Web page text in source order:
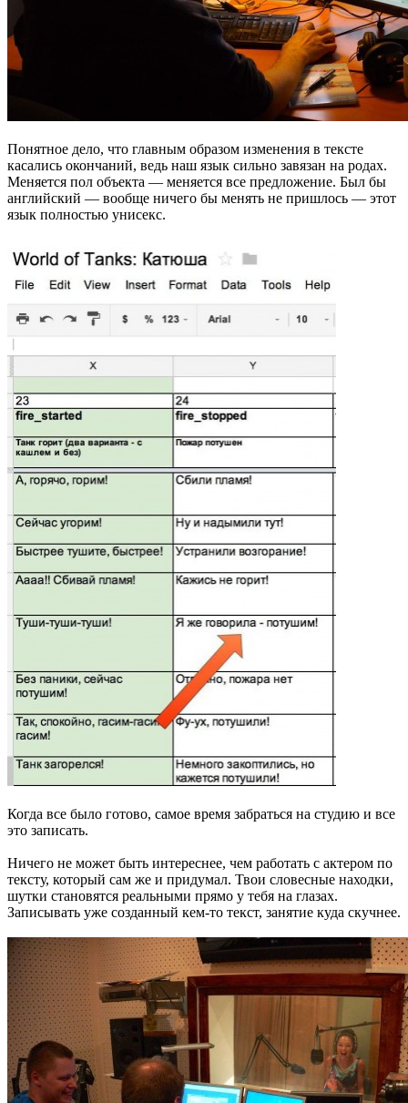
Понятное дело, что главным образом изменения в тексте
касались окончаний, ведь наш язык сильно завязан на родах.
Меняется пол объекта — меняется все предложение. Был бы
английский — вообще ничего бы менять не пришлось — этот
язык полностью унисекс.
Когда все было готово, самое время забраться на студию и все
это записать.
Ничего не может быть интереснее, чем работать с актером по
тексту, который сам же и придумал. Твои словесные находки,
шутки становятся реальными прямо у тебя на глазах.
Записывать уже созданный кем-то текст, занятие куда скучнее.